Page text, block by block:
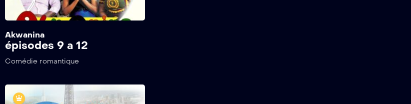
Akwanina
épisodes 9 a 12
Comédie romantique